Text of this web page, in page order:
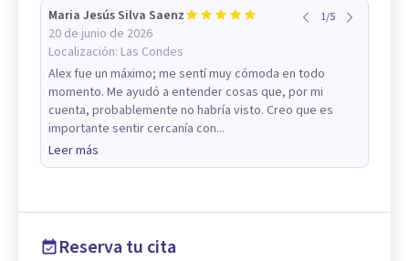
Maria Jesús Silva Saenz
20 de junio de 2026
Localización: Las Condes
1/5
Alex fue un máximo; me sentí muy cómoda en todo
momento. Me ayudó a entender cosas que, por mi
cuenta, probablemente no habría visto. Creo que es
importante sentir cercanía con...
Leer más
Reserva tu cita